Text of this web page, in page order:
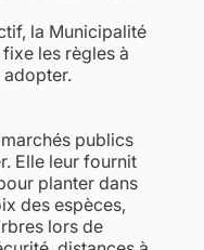
la Municipalité
les règles à
adopter.
publics
Elle leur fournit
planter dans
des espèces,
lors de